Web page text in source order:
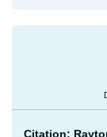
Citation: